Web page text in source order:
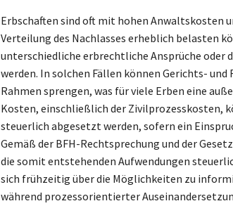
Erbschaften sind oft mit hohen Anwaltskosten
Verteilung des Nachlasses erheblich belasten
unterschiedliche erbrechtliche Ansprüche
werden. In solchen Fällen können Gerichts-
Rahmen sprengen, was für viele Erben eine
Kosten, einschließlich der Zivilprozesskosten,
steuerlich abgesetzt werden, sofern ein
Gemäß der BFH-Rechtsprechung und der
die somit entstehenden Aufwendungen
sich frühzeitig über die Möglichkeiten zu
während prozessorientierter